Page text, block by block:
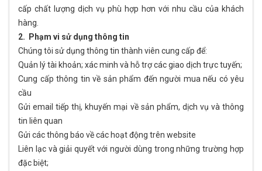
cấp chất lượng dịch vụ phù hợp hơn với nhu cầu của khách
hàng.
2. Phạm vi sử dụng thông tin
Chúng tôi sử dụng thông tin thành viên cung cấp để:
Quản lý tài khoản; xác minh và hỗ trợ các giao dịch trực tuyến;
Cung cấp thông tin về sản phẩm đến người mua nếu có yêu
cầu
Gửi email tiếp thị, khuyến mại về sản phẩm, dịch vụ và thông
tin liên quan
Gửi các thông báo về các hoạt động trên website
Liên lạc và giải quyết với người dùng trong những trường hợp
đặc biệt;